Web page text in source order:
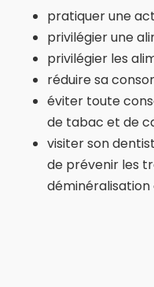
pratiquer une
privilégier une
privilégier les
réduire sa
éviter toute
de tabac et de
visiter son
de prévenir les
déminéralisation